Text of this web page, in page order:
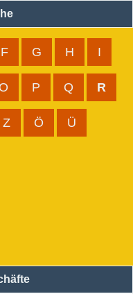
F G H I
P Q R
Z Ö Ü